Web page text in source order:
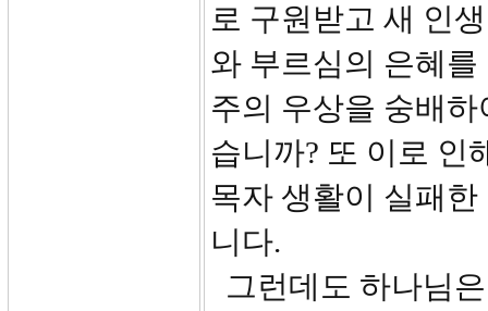
로 구원받고 새 인
와 부르심의 은혜
주의 우상을 숭배
습니까? 또 이로 인
목자 생활이 실패
니다.
그런데도 하나님